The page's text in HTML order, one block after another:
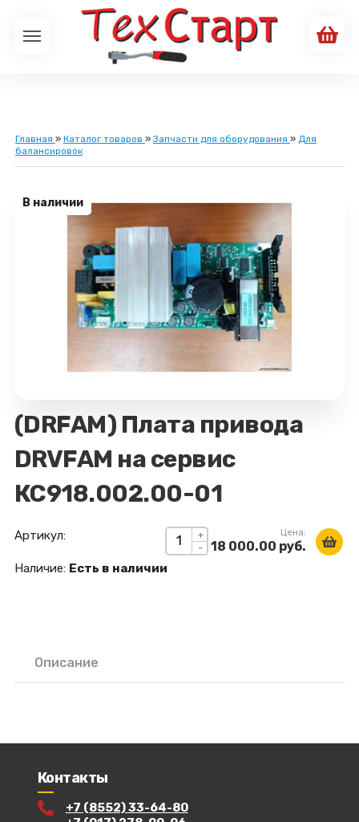
Главная » Каталог товаров »Запчасти для оборудования » Для
балансировок
В наличии
(DRFAM) Плата привода
DRVFAM на сервис
КС918.002.00-01
+
-
Цена:
18 000.00 руб.
Артикул:
Наличие: Есть в наличии
Описание
Контакты
+7 (8552) 33-64-80